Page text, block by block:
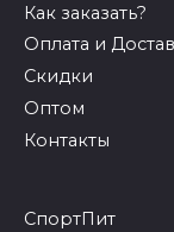
Как заказать?
Оплата и
Скидки
Оптом
Контакты
СпортПит